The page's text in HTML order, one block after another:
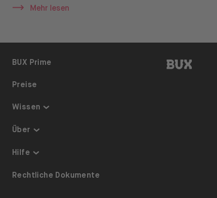
Mehr lesen
BUX |
BUX Prime
Preise
Wissen
Thematisch investieren
Dividenden
Über
Sicherheit & Schutz
Hilfe
Barrierefreiheit
Rechtliche Dokumente